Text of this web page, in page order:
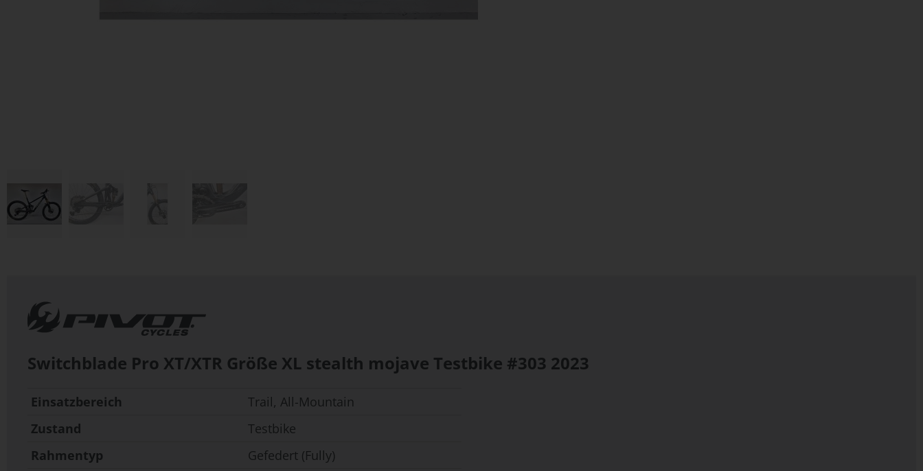
Bildergalerie
springen
Switchblade Pro XT/XTR Größe XL stealth mojave Testbike #303 2023
Einsatzbereich
Trail, All-Mountain
Zustand
Testbike
Rahmentyp
Gefedert (Fully)